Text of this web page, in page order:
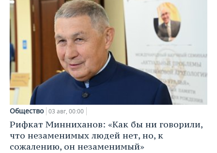
Общество 03 авг, 00:00
Рифкат Минниханов: «Как бы ни говорили,
что незаменимых людей нет, но, к
сожалению, он незаменимый»